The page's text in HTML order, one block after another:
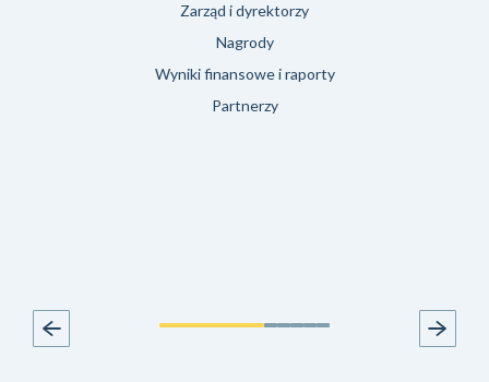
Zarząd i dyrektorzy
Nagrody
Wyniki finansowe i raporty
Partnerzy